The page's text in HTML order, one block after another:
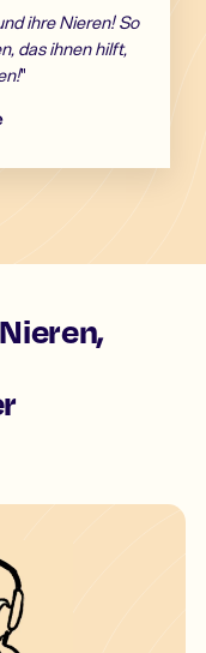
ihre Nieren! So
das ihnen hilft,
"